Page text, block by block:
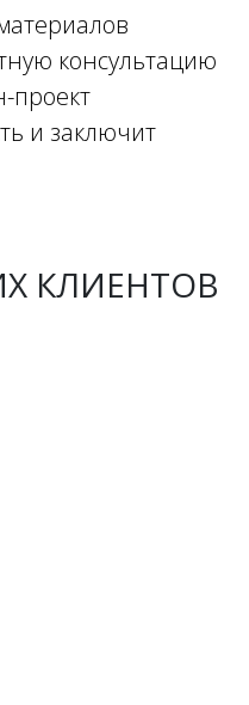
консультацию
проект
и заключит
КЛИЕНТОВ